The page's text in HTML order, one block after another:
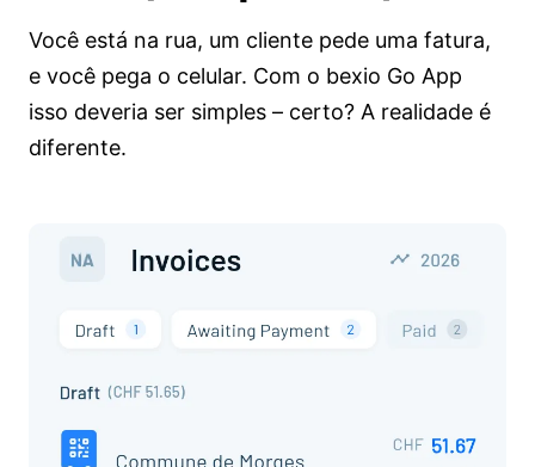
Você está na rua, um cliente pede uma fatura,
e você pega o celular. Com o bexio Go App
isso deveria ser simples – certo? A realidade é
diferente.